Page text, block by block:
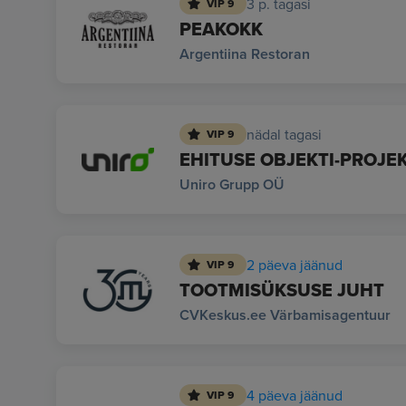
VIP 9
PEAKOKK
Argentiina Restoran
VIP 9 nädal tagasi
EHITUSE OBJEKTI-
Uniro Grupp OÜ
VIP 9 2 päeva jäänud
TOOTMISÜKSUSE JUHT
CVKeskus.ee Värbamisagentuur
VIP 9 4 päeva jäänud